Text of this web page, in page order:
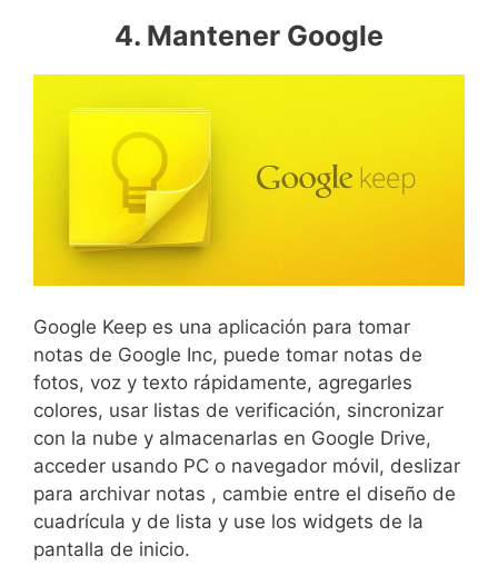
4. Mantener Google
Google Keep es una aplicación para tomar
notas de Google Inc, puede tomar notas de
fotos, voz y texto rápidamente, agregarles
colores, usar listas de verificación, sincronizar
con la nube y almacenarlas en Google Drive,
acceder usando PC o navegador móvil, deslizar
para archivar notas , cambie entre el diseño de
cuadrícula y de lista y use los widgets de la
pantalla de inicio.